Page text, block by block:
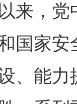
，党
国家
、能